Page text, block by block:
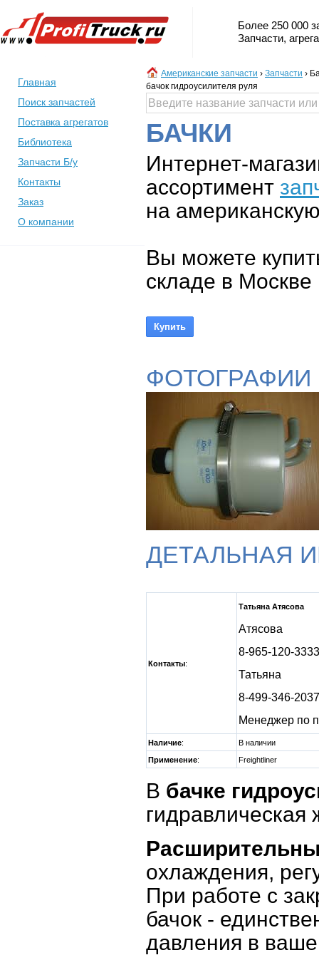
Более 250 000
Запчасти,
Главная
Поиск запчастей
Поставка агрегатов
Библиотека
Запчасти Б/у
Контакты
Заказ
О компании
Американские запчасти › Запчасти ›
бачок гидроусилителя руля
БАЧКИ
Интернет-
ассортимент
на
Вы можете
складе в Москве
ФОТОГРАФИИ
ДЕТАЛЬНАЯ
Контакты:
Татьяна Атясова
Атясова
8-965-120-3333
Татьяна
8-499-346-2037
Менеджер по
Наличие:
В наличии
Применение: Freightliner
В бачке
охлаждения,
При работе с
бачок -
давления в